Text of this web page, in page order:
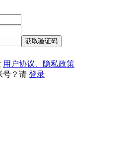
获取验证码
用户协议、隐私政策
号？请 登录